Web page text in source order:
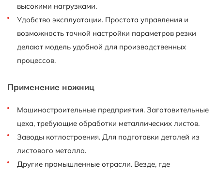
высокими нагрузками.
Удобство эксплуатации. Простота управления и
возможность точной настройки параметров резки
делают модель удобной для производственных
процессов.
Применение ножниц
Машиностроительные предприятия. Заготовительные
цеха, требующие обработки металлических листов.
Заводы котлостроения. Для подготовки деталей из
листового металла.
Другие промышленные отрасли. Везде, где